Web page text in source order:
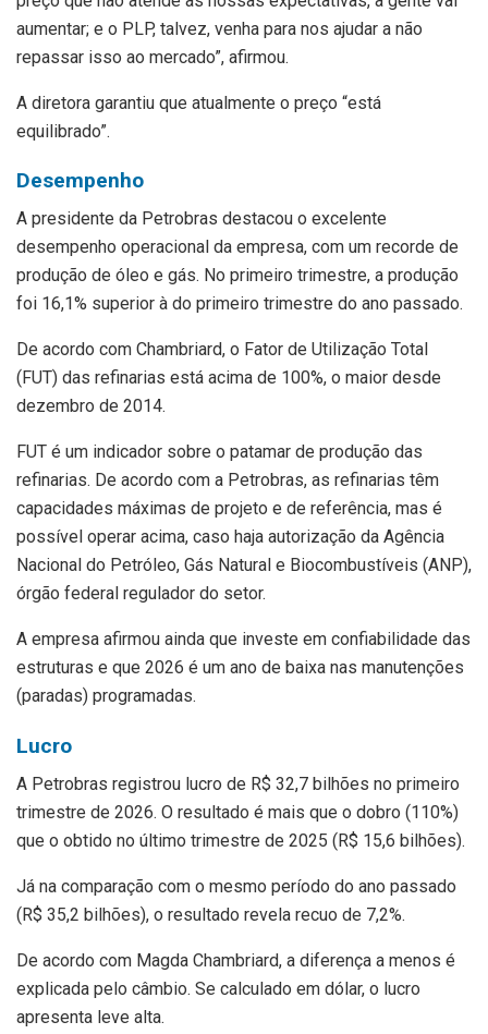
aumentar; e o PLP, talvez, venha para nos ajudar a não
repassar isso ao mercado”, afirmou.
A diretora garantiu que atualmente o preço “está
equilibrado”.
Desempenho
A presidente da Petrobras destacou o excelente
desempenho operacional da empresa, com um recorde de
produção de óleo e gás. No primeiro trimestre, a produção
foi 16,1% superior à do primeiro trimestre do ano passado.
De acordo com Chambriard, o Fator de Utilização Total
(FUT) das refinarias está acima de 100%, o maior desde
dezembro de 2014.
FUT é um indicador sobre o patamar de produção das
refinarias. De acordo com a Petrobras, as refinarias têm
capacidades máximas de projeto e de referência, mas é
possível operar acima, caso haja autorização da Agência
Nacional do Petróleo, Gás Natural e Biocombustíveis (ANP),
órgão federal regulador do setor.
A empresa afirmou ainda que investe em confiabilidade das
estruturas e que 2026 é um ano de baixa nas manutenções
(paradas) programadas.
Lucro
A Petrobras registrou lucro de R$ 32,7 bilhões no primeiro
trimestre de 2026. O resultado é mais que o dobro (110%)
que o obtido no último trimestre de 2025 (R$ 15,6 bilhões).
Já na comparação com o mesmo período do ano passado
(R$ 35,2 bilhões), o resultado revela recuo de 7,2%.
De acordo com Magda Chambriard, a diferença a menos é
explicada pelo câmbio. Se calculado em dólar, o lucro
apresenta leve alta.